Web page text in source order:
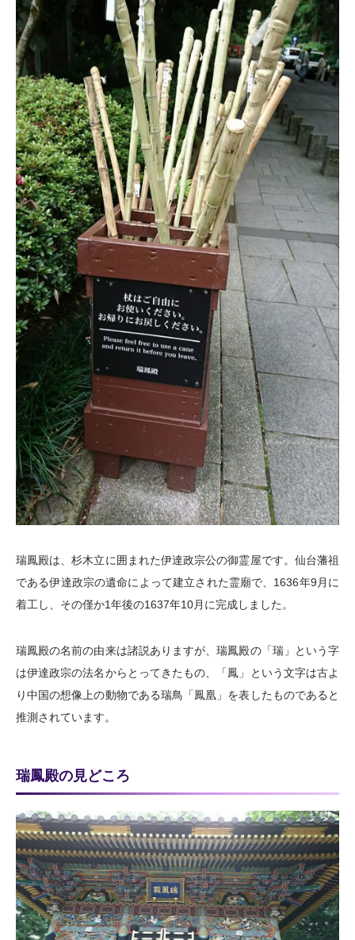
瑞鳳殿は、杉木立に囲まれた伊達政宗公の御霊屋です。仙台藩祖
である伊達政宗の遺命によって建立された霊廟で、1636年9月に
着工し、その僅か1年後の1637年10月に完成しました。
瑞鳳殿の名前の由来は諸説ありますが、瑞鳳殿の「瑞」という字
は伊達政宗の法名からとってきたもの、「鳳」という文字は古よ
り中国の想像上の動物である瑞鳥「鳳凰」を表したものであると
推測されています。
瑞鳳殿の見どころ